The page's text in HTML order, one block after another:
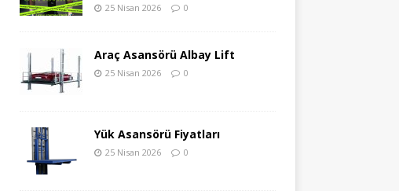
25 Nisan 2026 0
Araç Asansörü Albay Lift
25 Nisan 2026 0
Yük Asansörü Fiyatları
25 Nisan 2026 0